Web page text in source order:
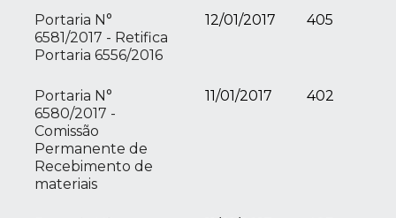
Portaria N°
6581/2017 - Retifica
Portaria 6556/2016
12/01/2017 405
Portaria N°
6580/2017 -
Comissão
Permanente de
Recebimento de
materiais
11/01/2017 402